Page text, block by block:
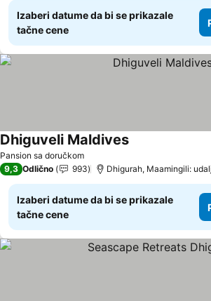
Izaberi datume da bi se prikazale
tačne cene
Pansion sa doručkom
Dhiguveli Maldives
9,3 Odlično 993 Dhigurah, Maamingili:
Izaberi datume da bi se prikazale
tačne cene